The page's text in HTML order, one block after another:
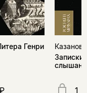
Генри
Записки
1